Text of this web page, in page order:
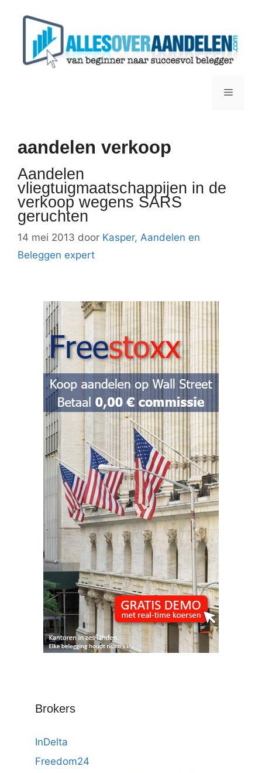
Menu
aandelen verkoop
Aandelen
vliegtuigmaatschappijen in de
verkoop wegens SARS
geruchten
14 mei 2013 door Kasper, Aandelen en
Beleggen expert
Brokers
InDelta
Freedom24